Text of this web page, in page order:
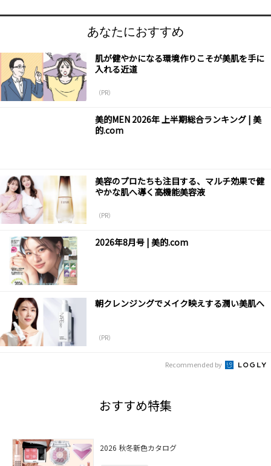
あなたにおすすめ
肌が健やかになる環境作りこそが美肌を手に
入れる近道
（PR）
美的MEN 2026年 上半期総合ランキング | 美
的.com
美容のプロたちも注目する、マルチ効果で健
やかな肌へ導く高機能美容液
（PR）
2026年8月号 | 美的.com
朝クレンジングでメイク映えする潤い美肌へ
（PR）
Recommended by
おすすめ特集
2026 秋冬新色カタログ